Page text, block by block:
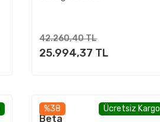
42.260,40 TL
25.994,37 TL
%38 Ücretsiz Kargo
Beta